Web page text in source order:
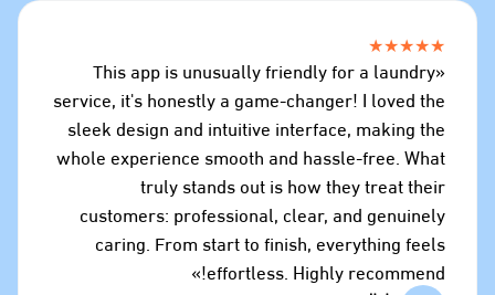
★★★★★
«This app is unusually friendly for a laundry
service, it's honestly a game-changer! I loved the
sleek design and intuitive interface, making the
whole experience smooth and hassle-free. What
truly stands out is how they treat their
customers: professional, clear, and genuinely
caring. From start to finish, everything feels
effortless. Highly recommend!»